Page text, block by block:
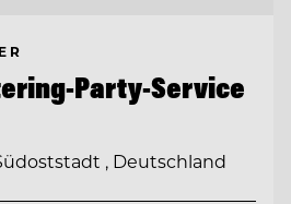
Party-Service
, Deutschland